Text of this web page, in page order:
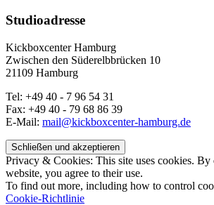
Studioadresse
Kickboxcenter Hamburg
Zwischen den Süderelbbrücken 10
21109 Hamburg
Tel: +49 40 - 7 96 54 31
Fax: +49 40 - 79 68 86 39
E-Mail: mail@kickboxcenter-hamburg.de
Privacy & Cookies: This site uses cookies. By
website, you agree to their use.
To find out more, including how to control
Cookie-Richtlinie